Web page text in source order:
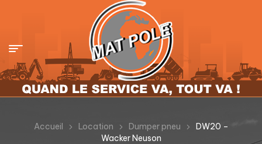
Accueil Location Dumper pneu
DW20 –
Wacker Neuson